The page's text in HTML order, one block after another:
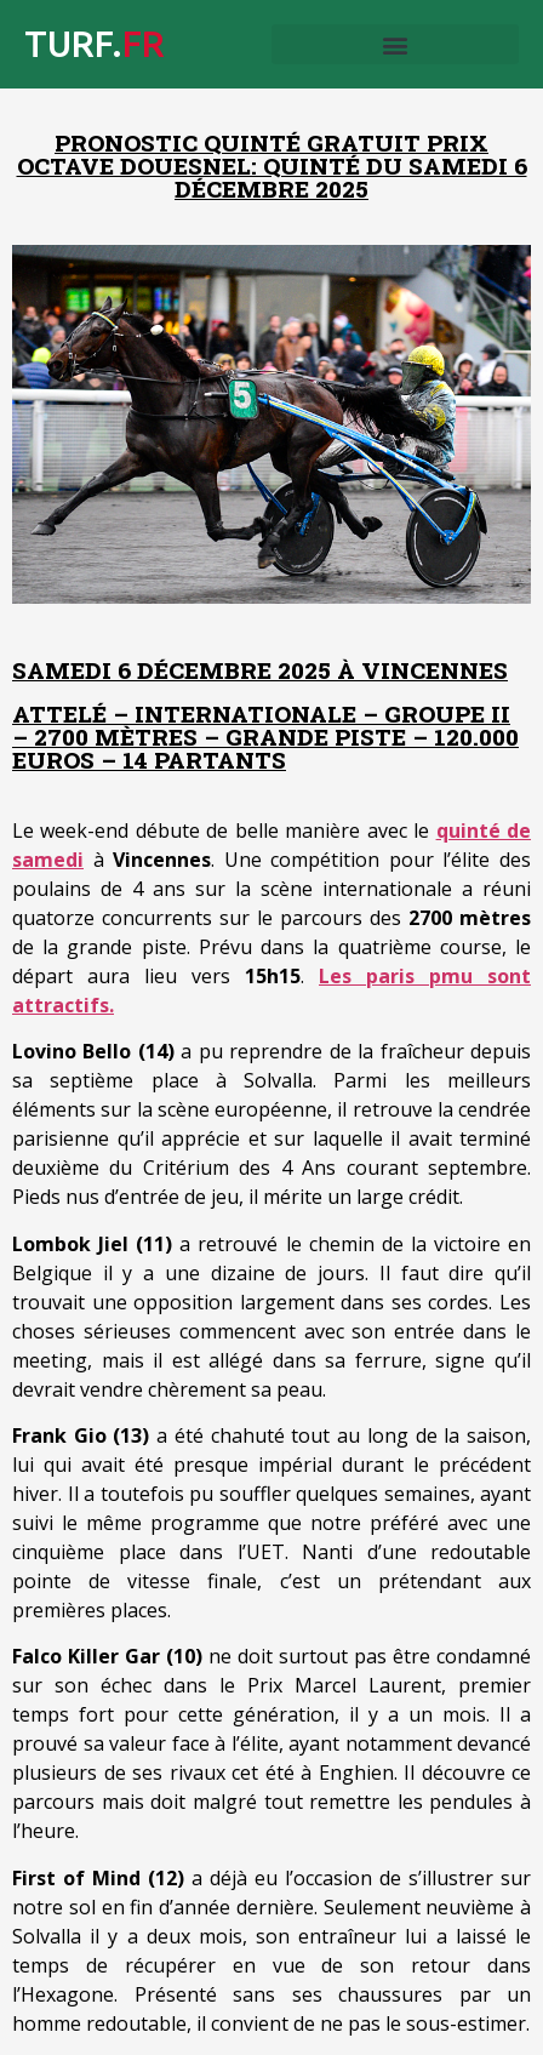
TURF.FR
PRONOSTIC QUINTÉ GRATUIT PRIX
OCTAVE DOUESNEL: QUINTÉ DU SAMEDI 6
DÉCEMBRE 2025
SAMEDI 6 DÉCEMBRE 2025 À VINCENNES
ATTELÉ – INTERNATIONALE – GROUPE II
– 2700 MÈTRES – GRANDE PISTE – 120.000
EUROS – 14 PARTANTS
Le week-end débute de belle manière avec le quinté de
samedi àVincennes. Une compétition pour l’élite des
poulains de 4 ans sur la scène internationale a réuni
quatorze concurrents sur le parcours des 2700 mètres
de la grande piste. Prévu dans la quatrième course, le
départ aura lieu vers 15h15. Les paris pmu sont
attractifs.
Lovino Bello (14)a pu reprendre de la fraîcheur depuis
sa septième place à Solvalla. Parmi les meilleurs
éléments sur la scène européenne, il retrouve la cendrée
parisienne qu’il apprécie et sur laquelle il avait terminé
deuxième du Critérium des 4 Ans courant septembre.
Pieds nus d’entrée de jeu, il mérite un large crédit.
Lombok Jiel (11)a retrouvé le chemin de la victoire en
Belgique il y a une dizaine de jours. Il faut dire qu’il
trouvait une opposition largement dans ses cordes. Les
choses sérieuses commencent avec son entrée dans le
meeting, mais il est allégé dans sa ferrure, signe qu’il
devrait vendre chèrement sa peau.
Frank Gio (13)a été chahuté tout au long de la saison,
lui qui avait été presque impérial durant le précédent
hiver. Il a toutefois pu souffler quelques semaines, ayant
suivi le même programme que notre préféré avec une
cinquième place dans l’UET. Nanti d’une redoutable
pointe de vitesse finale, c’est un prétendant aux
premières places.
Falco Killer Gar (10) ne doit surtout pas être condamné
sur son échec dans le Prix Marcel Laurent, premier
temps fort pour cette génération, il y a un mois. Il a
prouvé sa valeur face à l’élite, ayant notamment devancé
plusieurs de ses rivaux cet été à Enghien. Il découvre ce
parcours mais doit malgré tout remettre les pendules à
l’heure.
First of Mind (12) a déjà eu l’occasion de s’illustrer sur
notre sol en fin d’année dernière. Seulement neuvième à
Solvalla il y a deux mois, son entraîneur lui a laissé le
temps de récupérer en vue de son retour dans
l’Hexagone. Présenté sans ses chaussures par un
homme redoutable, il convient de ne pas le sous-estimer.